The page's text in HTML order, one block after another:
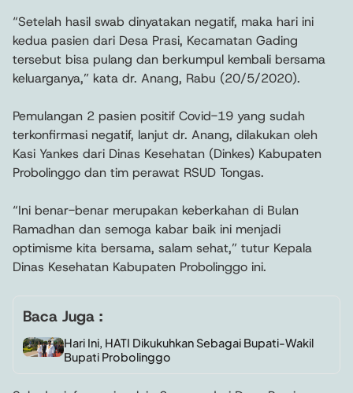
“Setelah hasil swab dinyatakan negatif, maka hari ini
kedua pasien dari Desa Prasi, Kecamatan Gading
tersebut bisa pulang dan berkumpul kembali bersama
keluarganya,” kata dr. Anang, Rabu (20/5/2020).
Pemulangan 2 pasien positif Covid-19 yang sudah
terkonfirmasi negatif, lanjut dr. Anang, dilakukan oleh
Kasi Yankes dari Dinas Kesehatan (Dinkes) Kabupaten
Probolinggo dan tim perawat RSUD Tongas.
“Ini benar-benar merupakan keberkahan di Bulan
Ramadhan dan semoga kabar baik ini menjadi
optimisme kita bersama, salam sehat,” tutur Kepala
Dinas Kesehatan Kabupaten Probolinggo ini.
Baca Juga :
Hari Ini, HATI Dikukuhkan Sebagai Bupati-Wakil
Bupati Probolinggo